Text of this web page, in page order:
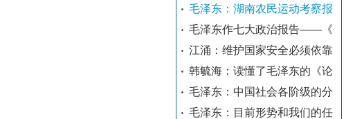
毛泽东：湖南农民运动考察报
毛泽东作七大政治报告——《
江涌：维护国家安全必须依靠
韩毓海：读懂了毛泽东的《论
毛泽东：中国社会各阶级的分
毛泽东：目前形势和我们的任